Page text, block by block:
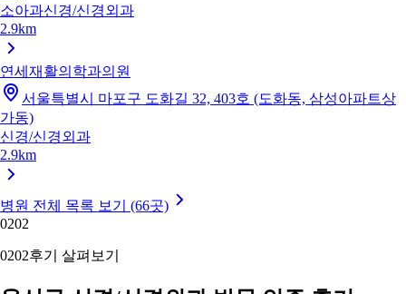
소아과신경/신경외과
2.9km
연세재활의학과의원
서울특별시 마포구 도화길 32, 403호 (도화동, 삼성아파트상
가동)
신경/신경외과
2.9km
병원 전체 목록 보기 (66곳)
0202
0202후기 살펴보기